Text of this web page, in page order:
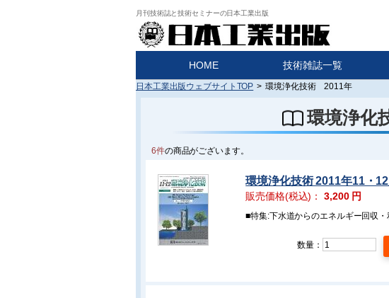
月刊技術誌と技術セミナーの日本工業出版
HOME 技術雑誌一覧
日本工業出版ウェブサイトTOP > 環境浄化技術 2011年
環境浄化
6件の商品がございます。
環境浄化技術 2011年11・
販売価格(税込)：3,200円
■特集:下水道からのエネルギー回収
数量：